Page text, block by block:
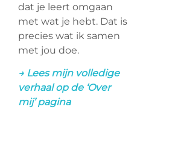
dat je leert omgaan
met wat je hebt. Dat is
precies wat ik samen
met jou doe.
→ Lees mijn volledige
verhaal op de ‘Over
mij’ pagina